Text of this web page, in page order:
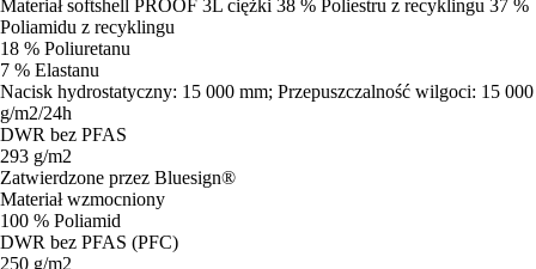
Materiał softshell PROOF 3L ciężki 38 % Poliestru z recyklingu 37 %
Poliamidu z recyklingu
18 % Poliuretanu
7 % Elastanu
Nacisk hydrostatyczny: 15 000 mm; Przepuszczalność wilgoci: 15 000
g/m2/24h
DWR bez PFAS
293 g/m2
Zatwierdzone przez Bluesign®
Materiał wzmocniony
100 % Poliamid
DWR bez PFAS (PFC)
250 g/m2